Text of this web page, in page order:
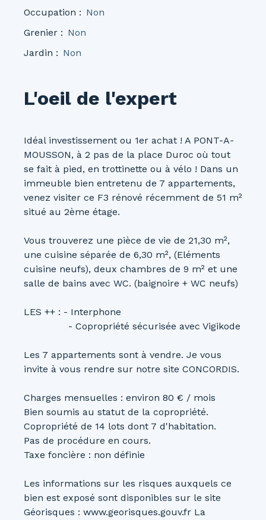
Occupation : Non
Grenier : Non
Jardin : Non
L'oeil de l'expert
Idéal investissement ou 1er achat ! A PONT-A-
MOUSSON, à 2 pas de la place Duroc où tout
se fait à pied, en trottinette ou à vélo ! Dans un
immeuble bien entretenu de 7 appartements,
venez visiter ce F3 rénové récemment de 51 m²
situé au 2ème étage.
Vous trouverez une pièce de vie de 21,30 m²,
une cuisine séparée de 6,30 m², (Eléments
cuisine neufs), deux chambres de 9 m² et une
salle de bains avec WC. (baignoire + WC neufs)
LES ++ : - Interphone
- Copropriété sécurisée avec Vigikode
Les 7 appartements sont à vendre. Je vous
invite à vous rendre sur notre site CONCORDIS.
Charges mensuelles : environ 80 € / mois
Bien soumis au statut de la copropriété.
Copropriété de 14 lots dont 7 d'habitation.
Pas de procédure en cours.
Taxe foncière : non définie
Les informations sur les risques auxquels ce
bien est exposé sont disponibles sur le site
Géorisques : www.georisques.gouv.fr La